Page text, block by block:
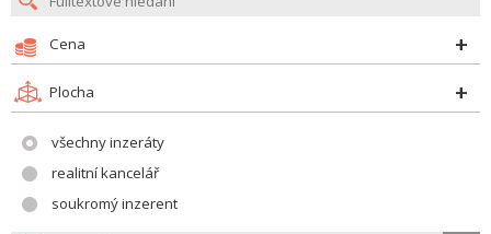
Cena
Plocha
všechny inzeráty
realitní kancelář
soukromý inzerent